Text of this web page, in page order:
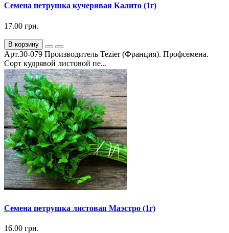
Семена петрушка кучерявая Калито (1г)
17.00 грн.
В корзину
Арт.30-079 Производитель Tezier (Франция). Профсемена.
Сорт кудрявой листовой пе...
Семена петрушка листовая Маэстро (1г)
16.00 грн.